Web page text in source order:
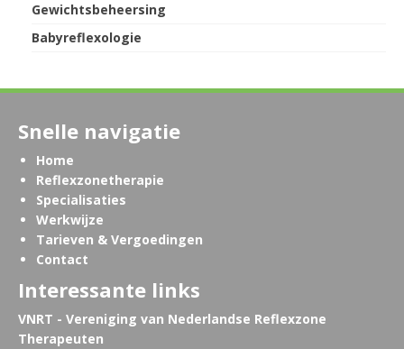
Gewichtsbeheersing
Babyreflexologie
Snelle navigatie
Home
Reflexzonetherapie
Specialisaties
Werkwijze
Tarieven & Vergoedingen
Contact
Interessante links
VNRT - Vereniging van Nederlandse Reflexzone
Therapeuten